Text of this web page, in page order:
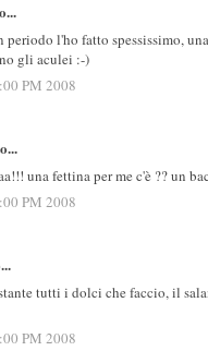
periodo l'ho fatto spessissimo,
gli aculei :-)
PM 2008
una fettina per me c'è ?? un
PM 2008
tutti i dolci che faccio, il
PM 2008